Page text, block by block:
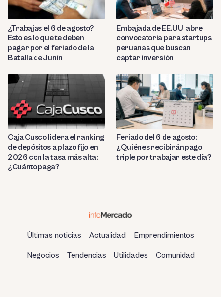
¿Trabajas el 6 de agosto?
Esto es lo que te deben
pagar por el feriado de la
Batalla de Junín
Embajada de EE.UU. abre
convocatoria para startups
peruanas que buscan
captar inversión
Caja Cusco lidera el ranking
de depósitos a plazo fijo en
2026 con la tasa más alta:
¿Cuánto paga?
Feriado del 6 de agosto:
¿Quiénes recibirán pago
triple por trabajar este día?
Últimas noticias Actualidad Emprendimientos
Negocios Tendencias Utilidades Comunidad